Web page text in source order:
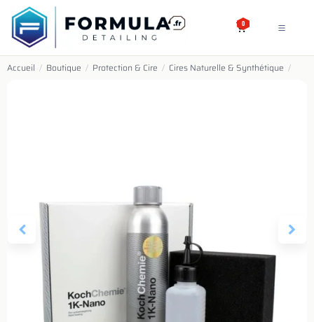
SE RENDRE AU CONTENU
0
Accueil / Boutique / Protection & Cire / Cires Naturelle & Synthétique /